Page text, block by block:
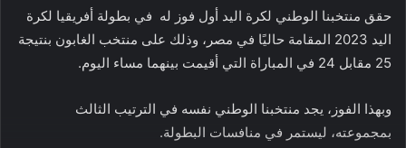
حقق منتخبنا الوطني لكرة اليد أول فوز له في بطولة أفريقيا لكرة
اليد 2023 المقامة حاليًا في مصر، وذلك على منتخب الغابون بنتيجة
25 مقابل 24 في المباراة التي أقيمت بينهما مساء اليوم.
وبهذا الفوز، يجد منتخبنا الوطني نفسه في الترتيب الثالث
بمجموعته، ليستمر في منافسات البطولة.